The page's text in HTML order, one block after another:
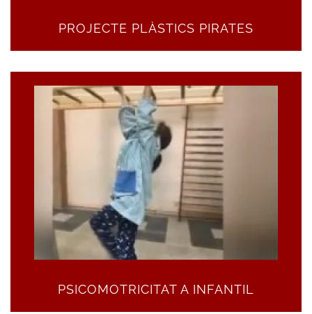
PROJECTE PLÀSTICS PIRATES
PSICOMOTRICITAT A INFANTIL